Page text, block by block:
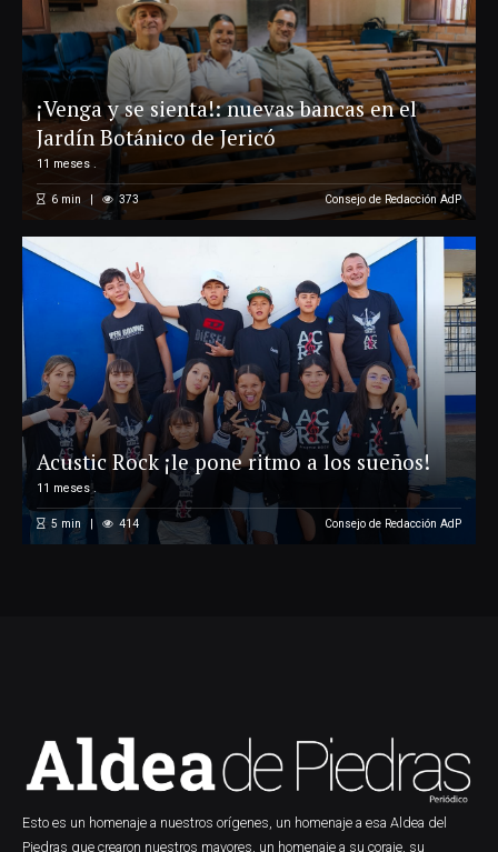
¡Venga y se sienta!: nuevas bancas en el
Jardín Botánico de Jericó
11 meses .
6min 373 Consejo de Redacción AdP
Acustic Rock ¡le pone ritmo a los sueños!
11 meses .
5 min 414 Consejo de Redacción AdP
Esto es un homenaje a nuestros orígenes, un homenaje a esa Aldea del
Piedras que crearon nuestros mayores, un homenaje a su coraje, su